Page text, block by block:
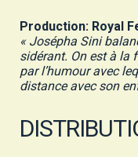
Production: Royal
« Josépha Sini
sidérant. On est à la
par l’humour avec
distance avec son